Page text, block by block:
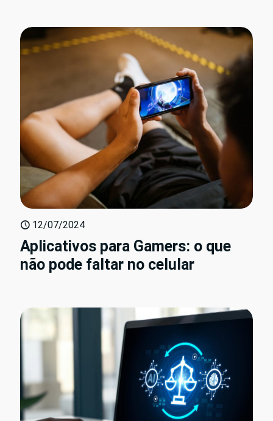
12/07/2024
Aplicativos para Gamers: o que
não pode faltar no celular